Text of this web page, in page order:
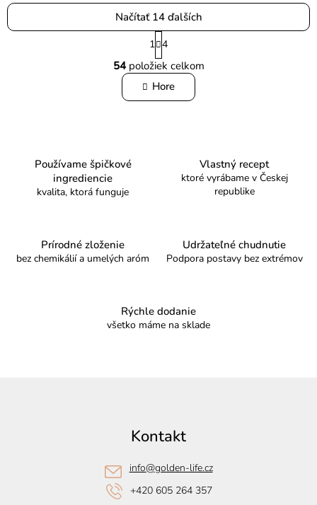
podľa tradičnej receptúry
renomovanej liečiteľky baby
Radnickej. Tento konkrétny
preto, že máte po ruke niečo
sladké. A skôr, než sa nazdáte,
celý...
O
v
l
ý
p
Načítať 14 ďalších
S
t
r
á
n
1 4
54položiek celkom
Hore
Používame špičkové
ingrediencie
kvalita, ktorá funguje
Vlastný recept
ktoré vyrábame v Českej
republike
Prírodné zloženie
bez chemikálií a umelých aróm
Udržateľné chudnutie
Podpora postavy bez extrémov
Rýchle dodanie
všetko máme na sklade
Kontakt
info@golden-life.cz
+420 605 264 357